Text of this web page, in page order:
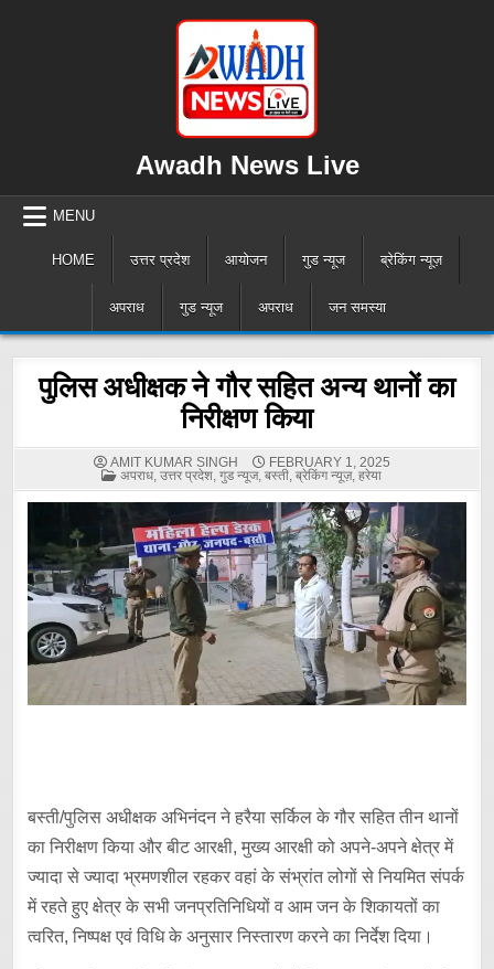
Awadh News Live
MENU
HOME उत्तर प्रदेश आयोजन गुड न्यूज ब्रेकिंग न्यूज़
अपराध गुड न्यूज अपराध जन समस्या
पुलिस अधीक्षक ने गौर सहित अन्य थानों का
निरीक्षण किया
AMIT KUMAR SINGH FEBRUARY 1, 2025
POSTED
IN
अपराध, उत्तर प्रदेश, गुड न्यूज, बस्ती, ब्रेकिंग न्यूज़, हरेया
बस्ती/पुलिस अधीक्षक अभिनंदन ने हरैया सर्किल के गौर सहित तीन थानों
का निरीक्षण किया और बीट आरक्षी, मुख्य आरक्षी को अपने-अपने क्षेत्र में
ज्यादा से ज्यादा भ्रमणशील रहकर वहां के संभ्रांत लोगों से नियमित संपर्क
में रहते हुए क्षेत्र के सभी जनप्रतिनिधियों व आम जन के शिकायतों का
त्वरित, निष्पक्ष एवं विधि के अनुसार निस्तारण करने का निर्देश दिया।